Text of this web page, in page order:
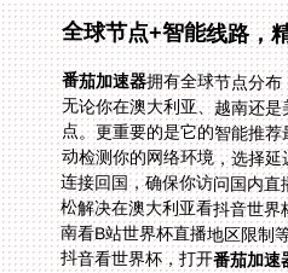
全球节点+智能线路，
番茄加速器拥有全球节点分布
无论你在澳大利亚、
点。更重要的是它的
动检测你的网络环境，
连接回国，确保你访问
松解决在澳大利亚看抖
南看B站世界杯直播地
抖音看世界杯，打开番茄加速